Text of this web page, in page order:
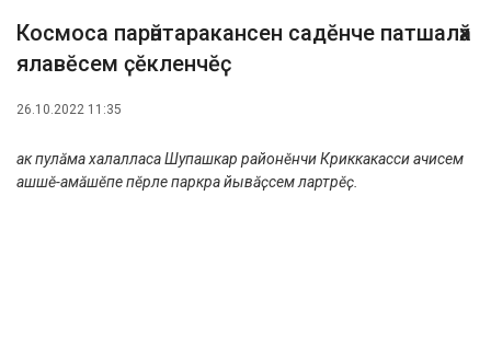
Космоса парӑнтаракансен садӗнче патшалӑх
ялавӗсем ҫӗкленчӗҫ
26.10.2022 11:35
Ҫак пулӑма халалласа Шупашкар районӗнчи Криккакасси ачисем
ашшӗ-амӑшӗпе пӗрле паркра йывӑҫсем лартрӗҫ.